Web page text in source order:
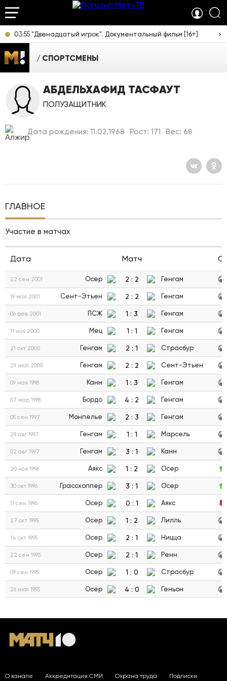
03:55 "Двенадцатый игрок". Документальный фильм [16+]
СПОРТСМЕНЫ
АБДЕЛЬХАФИД ТАСФАУТ
ПОЛУЗАЩИТНИК
Дата рождения: 11.02.1968 Рост: 171 Вес: 68
ГЛАВНОЕ
Участие в матчах
Дата Матч
22 сен 2001 Осер 2 : 2 Генгам
19 мая 2001 Сент-Этьен 2 : 2 Генгам
06 фев 2001 ПСЖ 1 : 3 Генгам
11 ноя 2000 Мец 1 : 1 Генгам
21 окт 2000 Генгам 2 : 1 Страсбур
29 июл 2000 Генгам 2 : 2 Сент-Этьен
09 мая 1998 Канн 1 : 3 Генгам
07 мар 1998 Бордо 4 : 2 Генгам
05 сен 1997 Монпелье 2 : 3 Генгам
29 авг 1997 Генгам 1 : 1 Марсель
02 авг 1997 Генгам 3 : 1 Канн
20 ноя 1996 Аякс 1 : 2 Осер
30 окт 1996 Грассхоппер 3 : 1 Осер
11 сен 1996 Осер 0 : 1 Аякс
27 окт 1995 Осер 1 : 2 Лилль
14 окт 1995 Осер 2 : 1 Ницца
22 сен 1995 Осер 2 : 1 Ренн
09 сен 1995 Осер 1 : 0 Страсбур
26 июл 1995 Осер 4 : 0 Геньон
О канале Аккредитация СМИ Охрана труда Подписки